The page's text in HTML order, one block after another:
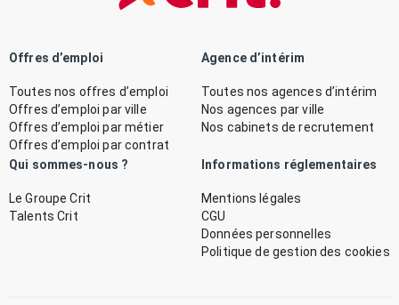
Offres d’emploi
Toutes nos offres d’emploi
Offres d’emploi par ville
Offres d’emploi par métier
Offres d’emploi par contrat
Agence d’intérim
Toutes nos agences d’intérim
Nos agences par ville
Nos cabinets de recrutement
Qui sommes-nous ?
Le Groupe Crit
Talents Crit
Informations réglementaires
Mentions légales
CGU
Données personnelles
Politique de gestion des cookies